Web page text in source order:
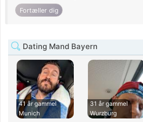
Fortæller dig
Dating Mand Bayern
41 år gammel
Munich
31 år gammel
Wurzburg